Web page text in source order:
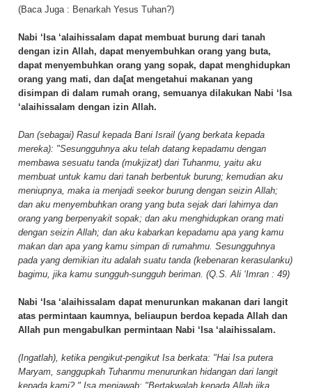
(Baca Juga : Benarkah Yesus Tuhan?)
Nabi ‘Isa ‘alaihissalam dapat membuat burung dari tanah
dengan izin Allah, dapat menyembuhkan orang yang buta,
dapat menyembuhkan orang yang sopak, dapat menghidupkan
orang yang mati, dan da[at mengetahui makanan yang
disimpan di dalam rumah orang, semuanya dilakukan Nabi ‘Isa
‘alaihissalam dengan izin Allah.
Dan (sebagai) Rasul kepada Bani Israil (yang berkata kepada
mereka): "Sesungguhnya aku telah datang kepadamu dengan
membawa sesuatu tanda (mukjizat) dari Tuhanmu, yaitu aku
membuat untuk kamu dari tanah berbentuk burung; kemudian aku
meniupnya, maka ia menjadi seekor burung dengan seizin Allah;
dan aku menyembuhkan orang yang buta sejak dari lahirnya dan
orang yang berpenyakit sopak; dan aku menghidupkan orang mati
dengan seizin Allah; dan aku kabarkan kepadamu apa yang kamu
makan dan apa yang kamu simpan di rumahmu. Sesungguhnya
pada yang demikian itu adalah suatu tanda (kebenaran kerasulanku)
bagimu, jika kamu sungguh-sungguh beriman. (Q.S. Ali ‘Imran : 49)
Nabi ‘Isa ‘alaihissalam dapat menurunkan makanan dari langit
atas permintaan kaumnya, beliaupun berdoa kepada Allah dan
Allah pun mengabulkan permintaan Nabi ‘Isa ‘alaihissalam.
(Ingatlah), ketika pengikut-pengikut Isa berkata: "Hai Isa putera
Maryam, sanggupkah Tuhanmu menurunkan hidangan dari langit
kepada kami?." Isa menjawab: "Bertakwalah kepada Allah jika